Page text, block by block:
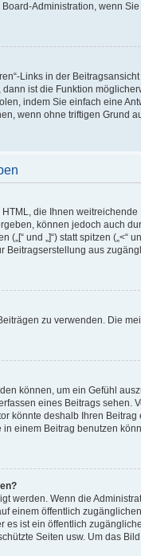
Administration, wenn
Links in der
ist die Funktion
indem Sie einfach eine
wenn ohne triftigen Grund
die Ihnen
können jedoch auch
(„[“ und „]“) statt spitzen
Beitragserstellung aus
zu verwenden. Die
können, um ein Gefühl
eines Beitrags
könnte deshalb Ihren
einem Beitrag benutzen
werden. Wenn die
einem öffentlich
es ist ein öffentlich
Seiten usw. Um das